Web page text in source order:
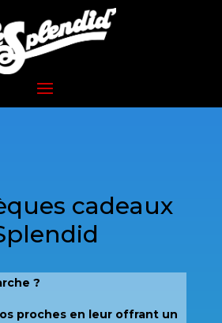
cadeaux
?
proches en leur offrant un